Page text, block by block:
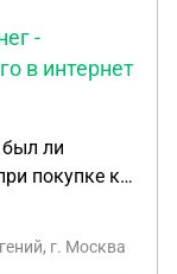
-
в интернет
был ли
покупке к
за 1
г. Москва